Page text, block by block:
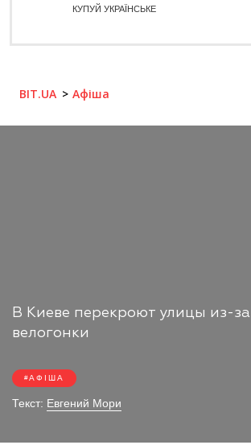
КУПУЙ УКРАЇНСЬКЕ
BIT.UA Афіша
В Киеве перекроют улицы из-за
велогонки
АФІША
Текст: Евгений Мори